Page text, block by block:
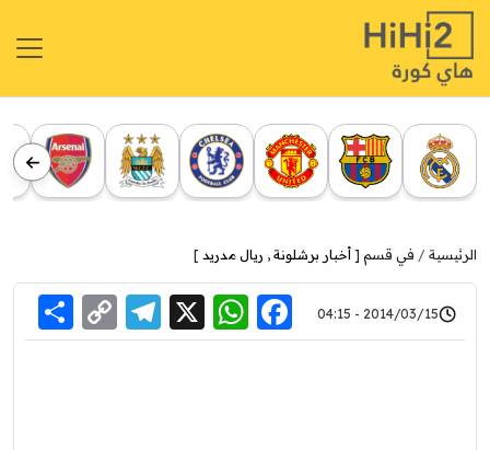
الرئيسية في قسم [ أخبار برشلونة , ريال مدريد ]
2014/03/15 - 04:15
Facebook
WhatsApp
X
Link